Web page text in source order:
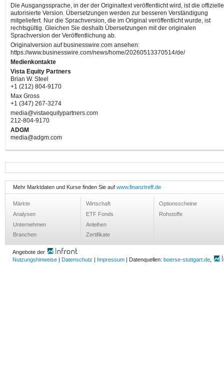
Die Ausgangssprache, in der der Originaltext veröffentlicht wird, ist die
autorisierte Version. Übersetzungen werden zur besseren Verständigung
mitgeliefert. Nur die Sprachversion, die im Original veröffentlicht wurde, ist
rechtsgültig. Gleichen Sie deshalb Übersetzungen mit der originalen
Sprachversion der Veröffentlichung ab.
Originalversion auf businesswire.com ansehen:
https://www.businesswire.com/news/home/20260513370514/de/
Medienkontakte
Vista Equity Partners
Brian W. Steel
+1 (212) 804-9170
Max Gross
+1 (347) 267-3274
media@vistaequitypartners.com
212-804-9170
ADGM
media@adgm.com
Mehr Marktdaten und Kurse finden Sie auf www.finanztreff.de
Märkte
Analysen
Unternehmen
Branchen
Wirtschaft
ETF Fonds
Anleihen
Zertifikate
Optionsscheine
Rohstoffe
Angebote der
Nutzungshinweise | Datenschutz | Impressum | Datenquellen: boerse-stuttgart.de